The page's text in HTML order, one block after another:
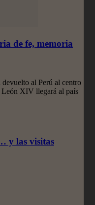
de fe, memoria
al Perú al centro
León XIV llegará al país
y las visitas